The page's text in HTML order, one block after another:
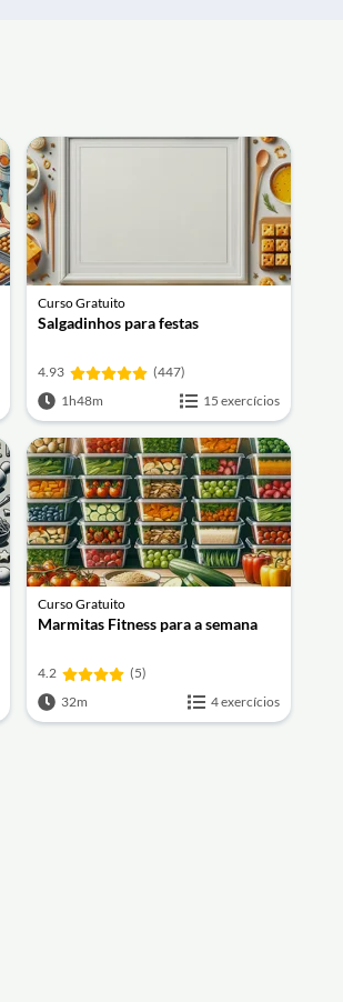
Curso Gratuito
Salgadinhos para festas
4.93
(447)
1h48m
15 exercícios
Curso Gratuito
Marmitas Fitness para a semana
4.2
(5)
32m
4 exercícios